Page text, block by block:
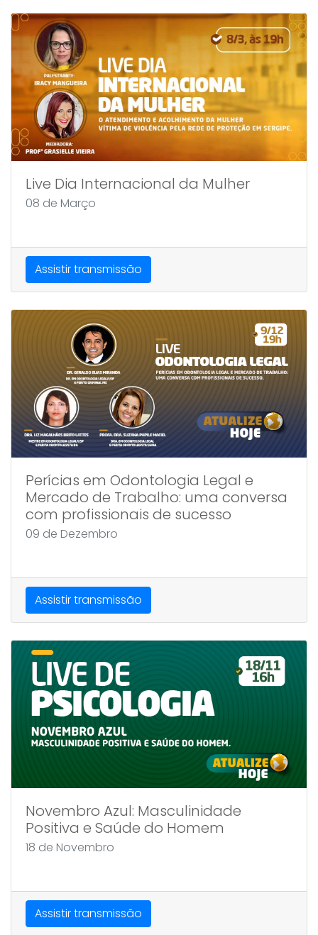
Live Dia Internacional da Mulher
08 de Março
Assistir transmissão
Perícias em Odontologia Legal e
Mercado de Trabalho: uma conversa
com profissionais de sucesso
09 de Dezembro
Assistir transmissão
Novembro Azul: Masculinidade
Positiva e Saúde do Homem
18 de Novembro
Assistir transmissão